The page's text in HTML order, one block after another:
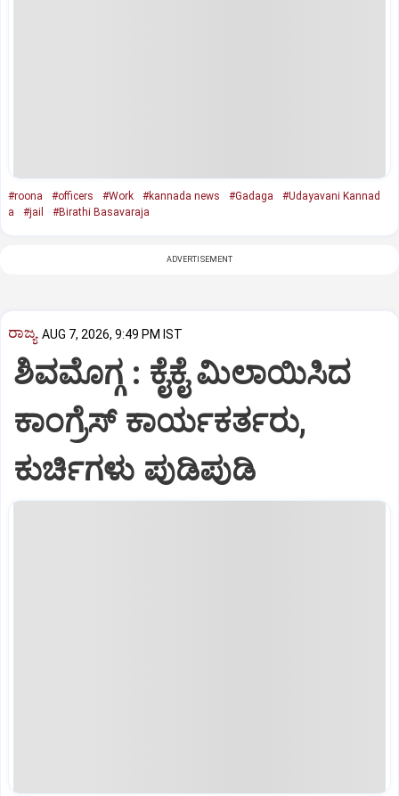
#roona #officers #Work #kannada news #Gadaga
#Udayavani Kannad
a
#jail #Birathi Basavaraja
ADVERTISEMENT
ರಾಜ್ಯ AUG 7, 2026, 9:49 PM IST
ಶಿವಮೊಗ್ಗ : ಕೈಕೈ ಮಿಲಾಯಿಸಿದ
ಕಾಂಗ್ರೆಸ್ ಕಾರ್ಯಕರ್ತರು,
ಕುರ್ಚಿಗಳು ಪುಡಿಪುಡಿ